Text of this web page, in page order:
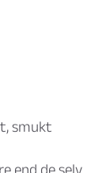
smukt